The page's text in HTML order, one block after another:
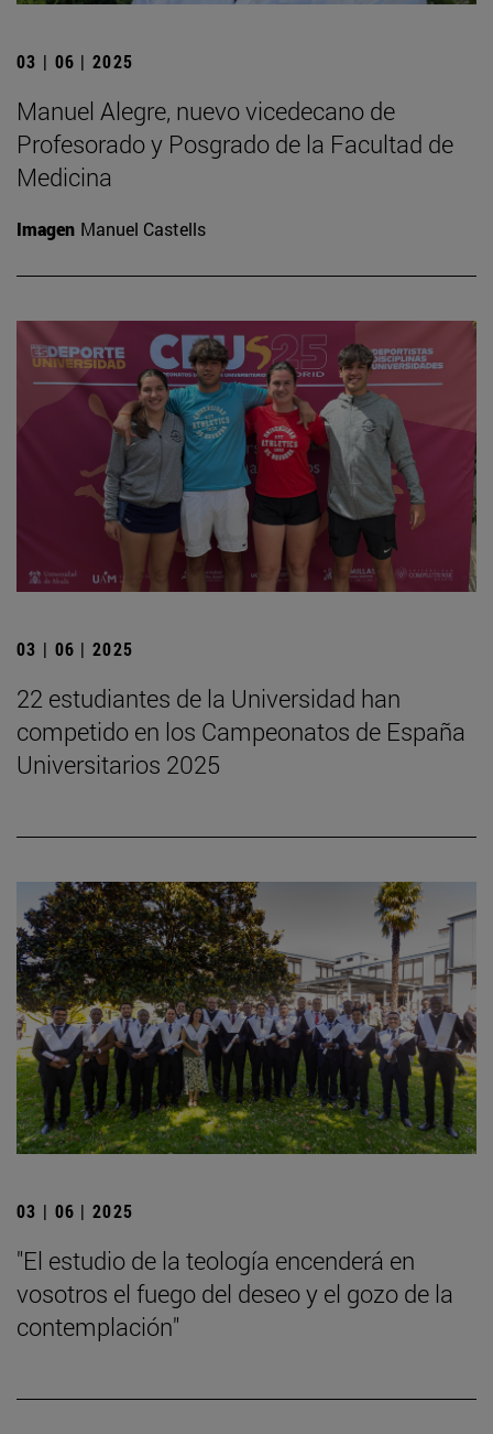
03 | 06 | 2025
Manuel Alegre, nuevo vicedecano de
Profesorado y Posgrado de la Facultad de
Medicina
Imagen Manuel Castells
03 | 06 | 2025
22 estudiantes de la Universidad han
competido en los Campeonatos de España
Universitarios 2025
03 | 06 | 2025
"El estudio de la teología encenderá en
vosotros el fuego del deseo y el gozo de la
contemplación"